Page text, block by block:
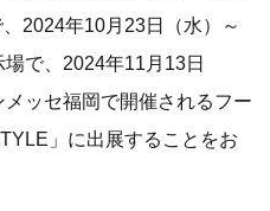
2024年10月23日（水）～
で、2024年11月13日
メッセ福岡で開催されるフー
」に出展することをお